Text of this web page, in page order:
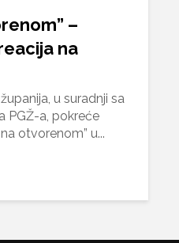
–
na
u suradnji sa
PGŽ-a, pokreće
otvorenom” u...